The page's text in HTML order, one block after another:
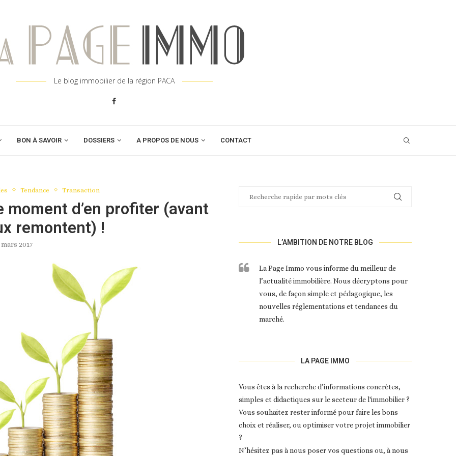
Le blog immobilier de la région PACA
BON À SAVOIR DOSSIERS A PROPOS DE NOUS CONTACT
Tendance Transaction
moment d’en profiter (avant
remontent) !
mars 2017 L’AMBITION DE NOTRE BLOG
La Page Immo vous informe du meilleur de
l’actualité immobilière. Nous décryptons pour
vous, de façon simple et pédagogique, les
nouvelles réglementations et tendances du
marché.
LA PAGE IMMO
Vous êtes à la recherche d’informations concrètes,
simples et didactiques sur le secteur de l'immobilier ?
Vous souhaitez rester informé pour faire les bons
choix et réaliser, ou optimiser votre projet immobilier
?
N’hésitez pas à nous poser vos questions ou, à nous